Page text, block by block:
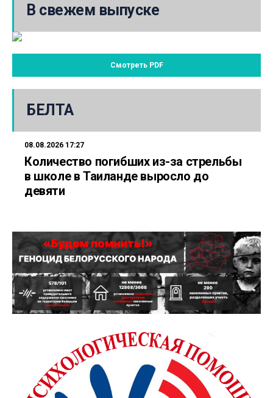
В свежем выпуске
Смотреть PDF
БЕЛТА
08.08.2026 17:27
Количество погибших из-за стрельбы
в школе в Таиланде выросло до
девяти